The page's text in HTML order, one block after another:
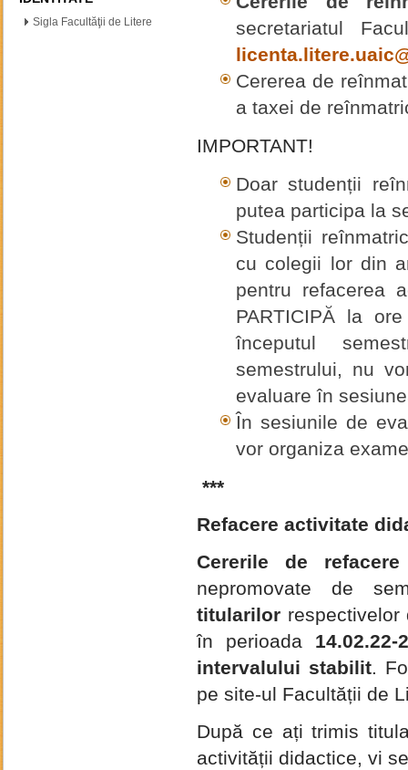
Sigla Facultăţii de Litere
secretariatul
Cererea de
a taxei de
IMPORTANT!
Doar studenții
putea participa la
Studenții
cu colegii lor din
pentru refacerea
PARTICIPĂ la
începutul
semestrului, nu
evaluare în
În sesiunile de
vor organiza
***
Refacere activitate
Cererile de
nepromovate de
titularilor
în perioada 14.02.22-
intervalului stabilit.
pe site-ul Facultății de
După ce ați trimis
activității didactice, vi